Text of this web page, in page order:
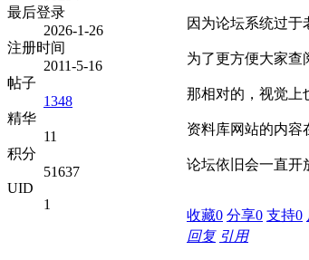
最后登录
2026-1-26
注册时间
2011-5-16
帖子
1348
精华
11
积分
51637
UID
1
因为论坛系统过于
为了更方便大家查
那相对的，视觉上
资料库网站的内容
论坛依旧会一直开
收藏0 分享0 支持0
回复 引用